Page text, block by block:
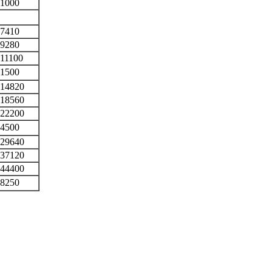
1000
7410
9280
11100
1500
14820
18560
22200
4500
29640
37120
44400
8250